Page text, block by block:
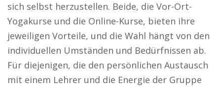
sich selbst herzustellen. Beide, die Vor-Ort-
Yogakurse und die Online-Kurse, bieten ihre
jeweiligen Vorteile, und die Wahl hängt von den
individuellen Umständen und Bedürfnissen ab.
Für diejenigen, die den persönlichen Austausch
mit einem Lehrer und die Energie der Gruppe